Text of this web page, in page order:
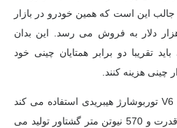
نکته جالب این است که همین خودرو در بازار
با قیمتی در حدود 207 هزار دلار به فروش می رسد. این بدان
تقریبا دو برابر همتایان چینی خود
هزینه کنند.
مدل پایه از یک موتور 3 لیتری V6 توربوشارژ هیبریدی استفاده می کند
که در مجموع 380 اسب بخار قدرت و 570 نیوتن متر گشتاور تولید می